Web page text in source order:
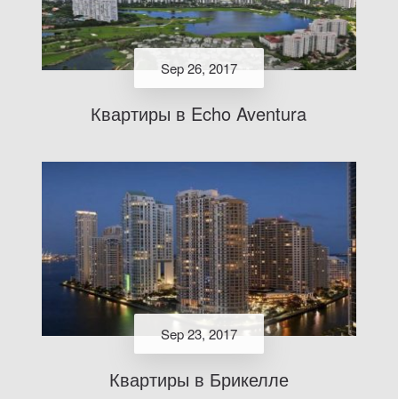
Sep 26, 2017
Квартиры в Echo Aventura
Sep 23, 2017
Квартиры в Брикелле